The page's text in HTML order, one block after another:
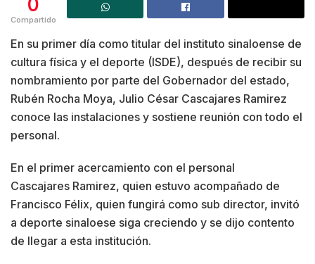
0
Compartido
En su primer día como titular del instituto sinaloense de
cultura física y el deporte (ISDE), después de recibir su
nombramiento por parte del Gobernador del estado,
Rubén Rocha Moya, Julio César Cascajares Ramirez
conoce las instalaciones y sostiene reunión con todo el
personal.
En el primer acercamiento con el personal
Cascajares Ramirez, quien estuvo acompañado de
Francisco Félix, quien fungirá como sub director, invitó
a deporte sinaloese siga creciendo y se dijo contento
de llegar a esta institución.